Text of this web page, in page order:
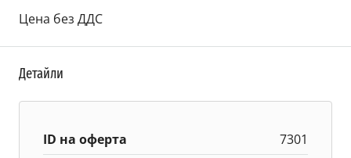
Цена без ДДС
Детайли
ID на оферта
7301